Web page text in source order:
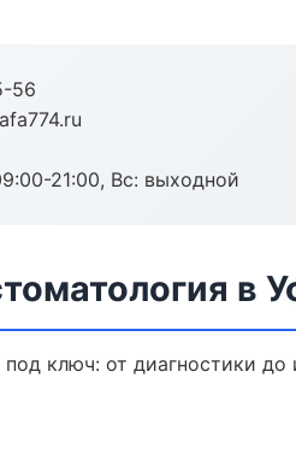
56
21:00, Вс: выходной
в
под ключ: от диагностики